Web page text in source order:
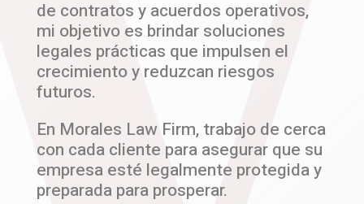
de contratos y acuerdos operativos,
mi objetivo es brindar soluciones
legales prácticas que impulsen el
crecimiento y reduzcan riesgos
futuros.
En Morales Law Firm, trabajo de cerca
con cada cliente para asegurar que su
empresa esté legalmente protegida y
preparada para prosperar.